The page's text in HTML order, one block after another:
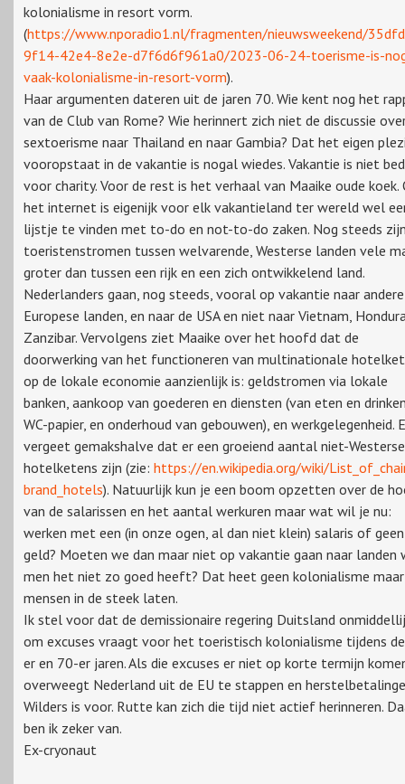
kolonialisme in resort vorm.
(https://www.nporadio1.nl/fragmenten/nieuwsweekend/
9f14-42e4-8e2e-d7f6d6f961a0/2023-06-24-toerisme-is-
vaak-kolonialisme-in-resort-vorm).
Haar argumenten dateren uit de jaren 70. Wie kent nog het
van de Club van Rome? Wie herinnert zich niet de discussie
sextoerisme naar Thailand en naar Gambia? Dat het eigen
vooropstaat in de vakantie is nogal wiedes. Vakantie is niet
voor charity. Voor de rest is het verhaal van Maaike oude koek.
het internet is eigenijk voor elk vakantieland ter wereld wel
lijstje te vinden met to-do en not-to-do zaken. Nog steeds
toeristenstromen tussen welvarende, Westerse landen vele
groter dan tussen een rijk en een zich ontwikkelend land.
Nederlanders gaan, nog steeds, vooral op vakantie naar andere
Europese landen, en naar de USA en niet naar Vietnam,
Zanzibar. Vervolgens ziet Maaike over het hoofd dat de
doorwerking van het functioneren van multinationale
op de lokale economie aanzienlijk is: geldstromen via lokale
banken, aankoop van goederen en diensten (van eten en
WC-papier, en onderhoud van gebouwen), en werkgelegenheid.
vergeet gemakshalve dat er een groeiend aantal niet-Westerse
hotelketens zijn (zie: https://en.wikipedia.org/wiki/
brand_hotels). Natuurlijk kun je een boom opzetten over de
van de salarissen en het aantal werkuren maar wat wil je nu:
werken met een (in onze ogen, al dan niet klein) salaris of geen
geld? Moeten we dan maar niet op vakantie gaan naar landen
men het niet zo goed heeft? Dat heet geen kolonialisme maar
mensen in de steek laten.
Ik stel voor dat de demissionaire regering Duitsland
om excuses vraagt voor het toeristisch kolonialisme tijdens
er en 70-er jaren. Als die excuses er niet op korte termijn
overweegt Nederland uit de EU te stappen en
Wilders is voor. Rutte kan zich die tijd niet actief herinneren.
ben ik zeker van.
Ex-cryonaut